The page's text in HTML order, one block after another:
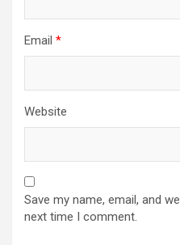
Email *
Website
Save my name, email, and
next time I comment.